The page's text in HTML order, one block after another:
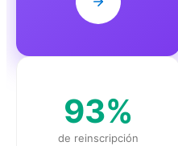
93%
de reinscripción